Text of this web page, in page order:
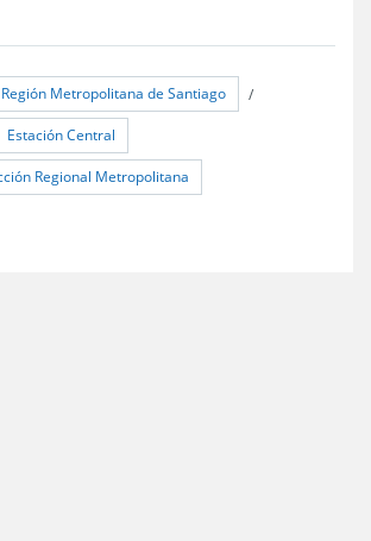
Región Metropolitana de Santiago /
Estación Central
Regional Metropolitana